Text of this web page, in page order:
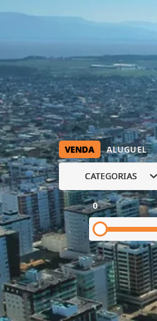
VENDA ALUGUEL
CATEGORIAS
0